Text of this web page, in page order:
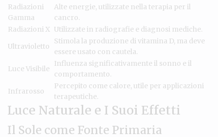
Radiazioni
Gamma
Alte energie, utilizzate nella terapia per il
cancro.
Radiazioni X Utilizzate in radiografie e diagnosi mediche.
Ultravioletto
Stimola la produzione di vitamina D, ma deve
essere usato con cautela.
Luce Visibile
Influenza significativamente il sonno e il
comportamento.
Infrarosso
Percepito come calore, utile per applicazioni
terapeutiche.
Luce Naturale e I Suoi Effetti
Il Sole come Fonte Primaria